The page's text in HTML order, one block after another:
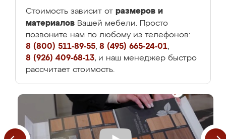
Стоимость зависит от размеров и
материалов Вашей мебели. Просто
позвоните нам по любому из телефонов:
8 (800) 511-89-55, 8 (495) 665-24-01,
8 (926) 409-68-13, и наш менеджер быстро
рассчитает стоимость.